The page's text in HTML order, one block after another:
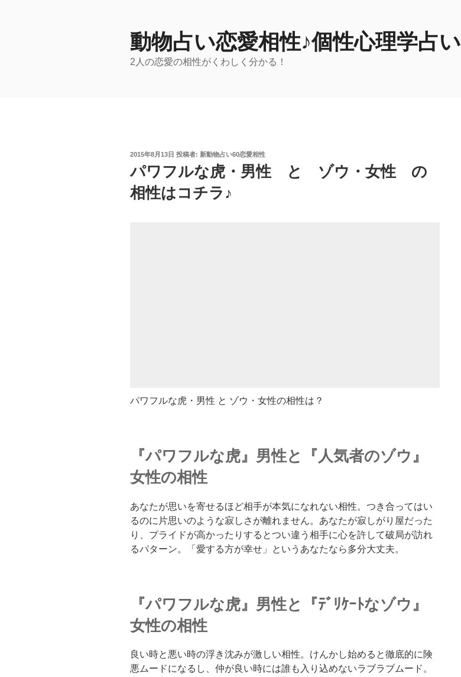
動物占い恋愛相性♪個性心理学占い
2人の恋愛の相性がくわしく分かる！
投
日:
2015年8月13日 投稿者: 新動物占い60恋愛相性
パワフルな虎・男性 と ゾウ・女性 の
相性はコチラ♪
パワフルな虎・男性 と ゾウ・女性の相性は？
『パワフルな虎』男性と『人気者のゾウ』
女性の相性
あなたが思いを寄せるほど相手が本気になれない相性。つき合ってはい
るのに片思いのような寂しさが離れません。あなたが寂しがり屋だった
り、プライドが高かったりするとつい違う相手に心を許して破局が訪れ
るパターン。「愛する方が幸せ」というあなたなら多分大丈夫。
『パワフルな虎』男性と『ﾃﾞﾘｹｰﾄなゾウ』
女性の相性
良い時と悪い時の浮き沈みが激しい相性。けんかし始めると徹底的に険
悪ムードになるし、仲が良い時には誰も入り込めないラブラブムード。